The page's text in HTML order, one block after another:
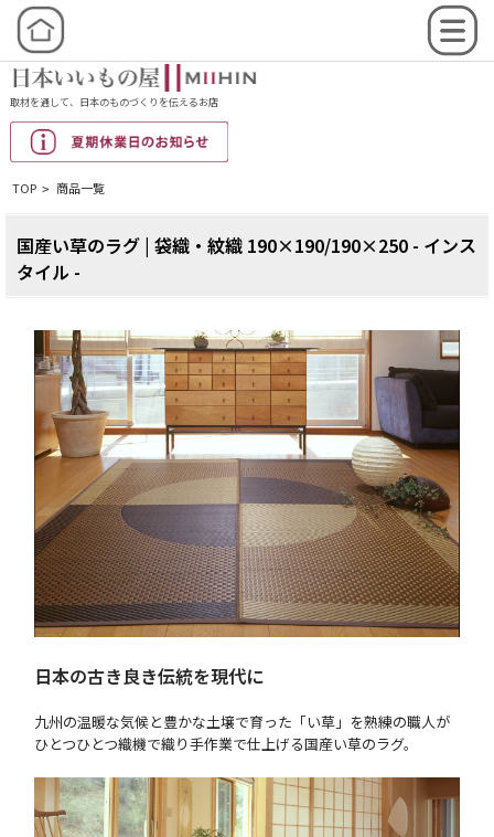
取材を通して、日本のものづくりを伝えるお店
TOP > 商品一覧
国産い草のラグ | 袋織・紋織 190×190/190×250 - インス
タイル -
日本の古き良き伝統を現代に
九州の温暖な気候と豊かな土壌で育った「い草」を熟練の職人が
ひとつひとつ織機で織り手作業で仕上げる国産い草のラグ。